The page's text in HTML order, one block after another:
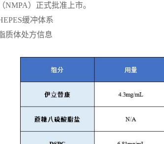
NMPA）正式批准上市。
缓冲体系
质体处方信息